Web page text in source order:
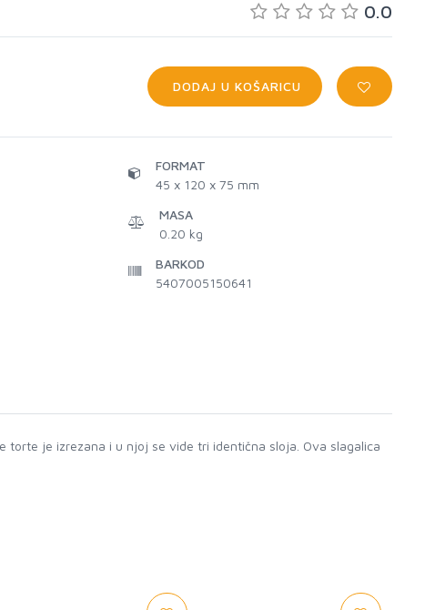
0.0
DODAJ U KOŠARICU
FORMAT
45 x 120 x 75 mm
MASA
0.20 kg
BARKOD
5407005150641
je izrezana i u njoj se vide tri identična sloja. Ova slagalica